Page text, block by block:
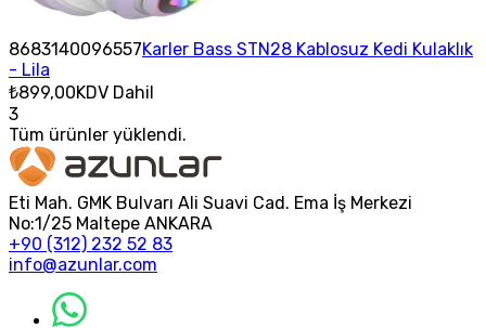
8683140096557Karler Bass STN28 Kablosuz Kedi Kulaklık
- Lila
₺899,00KDV Dahil
3
Tüm ürünler yüklendi.
Eti Mah. GMK Bulvarı Ali Suavi Cad. Ema İş Merkezi
No:1/25 Maltepe ANKARA
+90 (312) 232 52 83
info@azunlar.com